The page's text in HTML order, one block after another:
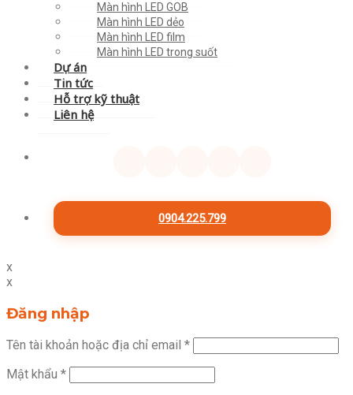
Màn hình LED GOB
Màn hình LED dẻo
Màn hình LED film
Màn hình LED trong suốt
Dự án
Tin tức
Hỗ trợ kỹ thuật
Liên hệ
0904.225.799
x
x
Đăng nhập
Tên tài khoản hoặc địa chỉ email *
Mật khẩu *